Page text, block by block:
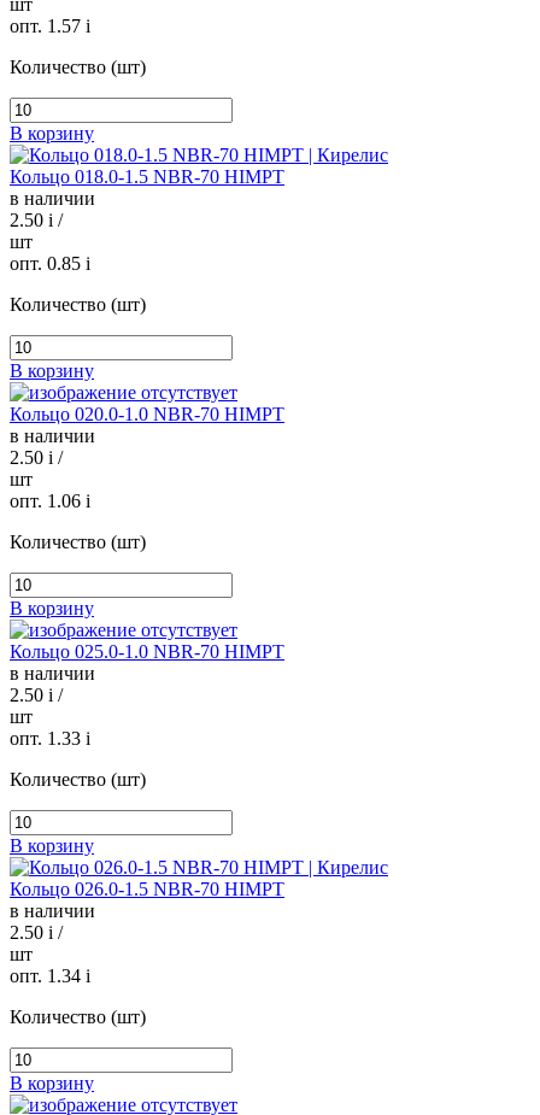
шт
опт. 1.57 i
Количество (шт)
В корзину
Кольцо 018.0-1.5 NBR-70 HIMPT
в наличии
2.50 i /
шт
опт. 0.85 i
Количество (шт)
В корзину
Кольцо 020.0-1.0 NBR-70 HIMPT
в наличии
2.50 i /
шт
опт. 1.06 i
Количество (шт)
В корзину
Кольцо 025.0-1.0 NBR-70 HIMPT
в наличии
2.50 i /
шт
опт. 1.33 i
Количество (шт)
В корзину
Кольцо 026.0-1.5 NBR-70 HIMPT
в наличии
2.50 i /
шт
опт. 1.34 i
Количество (шт)
В корзину